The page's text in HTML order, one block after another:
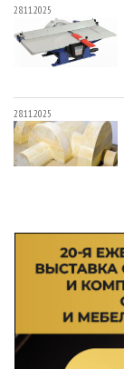
28.11.2025
28.11.2025